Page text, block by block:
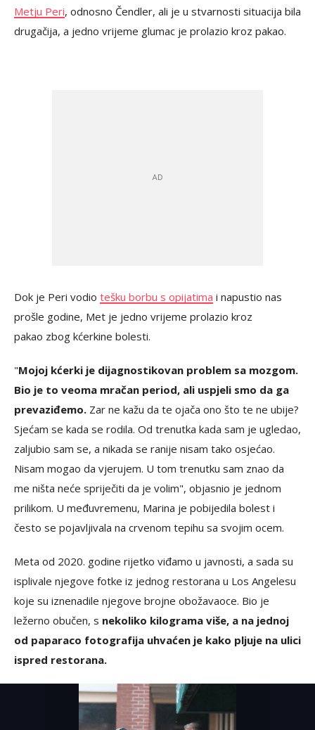
Metju Peri, odnosno Čendler, ali je u stvarnosti situacija bila
drugačija, a jedno vrijeme glumac je prolazio kroz pakao.
Dok je Peri vodio tešku borbu s opijatima i napustio nas
prošle godine, Met je jedno vrijeme prolazio kroz
pakao zbog kćerkine bolesti.
"Mojoj kćerki je dijagnostikovan problem sa mozgom.
Bio je to veoma mračan period, ali uspjeli smo da ga
prevaziđemo. Zar ne kažu da te ojača ono što te ne ubije?
Sjećam se kada se rodila. Od trenutka kada sam je ugledao,
zaljubio sam se, a nikada se ranije nisam tako osjećao.
Nisam mogao da vjerujem. U tom trenutku sam znao da
me ništa neće spriječiti da je volim", objasnio je jednom
prilikom. U međuvremenu, Marina je pobijedila bolest i
često se pojavljivala na crvenom tepihu sa svojim ocem.
Meta od 2020. godine rijetko viđamo u javnosti, a sada su
isplivale njegove fotke iz jednog restorana u Los Angelesu
koje su iznenadile njegove brojne obožavaoce. Bio je
ležerno obučen, s nekoliko kilograma više, a na jednoj
od paparaco fotografija uhvaćen je kako pljuje na ulici
ispred restorana.